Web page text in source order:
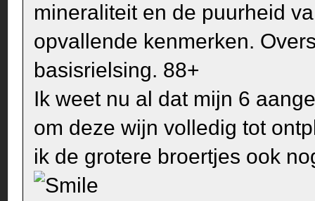
mineraliteit en de puurheid
opvallende kenmerken.
basisrielsing. 88+
Ik weet nu al dat mijn 6
om deze wijn volledig tot
ik de grotere broertjes ook